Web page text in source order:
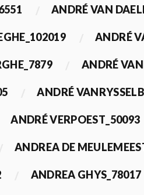
ANDRÉ VAN
ANDRÉ
ANDRÉ
ANDRÉ
ANDRÉ VERPOEST_50093
ANDREA DE
ANDREA GHYS_78017